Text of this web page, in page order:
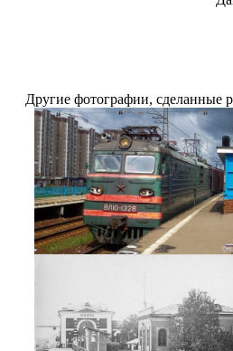
Другие фотографии, сделанные